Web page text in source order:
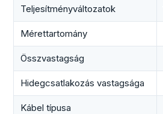
Teljesítményváltozatok
Mérettartomány
Összvastagság
Hidegcsatlakozás vastagsága
Kábel típusa